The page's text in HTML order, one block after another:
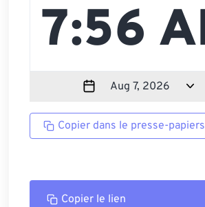
Copier dans le presse-papiers
Copier le lien